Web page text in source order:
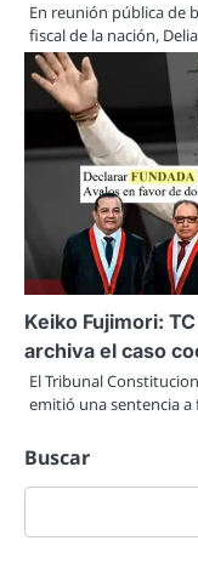
En reunión pública de
fiscal de la nación,
Keiko Fujimori:
archiva el caso
El Tribunal
emitió una sentencia
Buscar